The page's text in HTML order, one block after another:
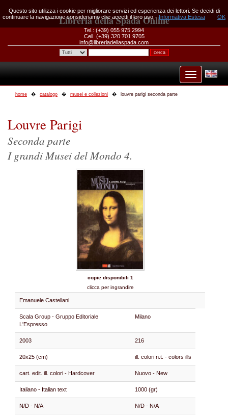
Libreria della Spada Online
Tel.: (+39) 055 975 2994
Cell. (+39) 320 701 9705
info@libreriadellaspada.com
home catalogo musei e collezioni louvre parigi seconda parte
Louvre Parigi
Seconda parte
I grandi Musei del Mondo 4.
copie disponibili 1
clicca per ingrandire
Emanuele Castellani
Scala Group - Gruppo Editoriale
L'Espresso
Milano
2003 216
20x25 (cm) ill. colori n.t. - colors ills
cart. edit. ill. colori - Hardcover Nuovo - New
Italiano - Italian text 1000 (gr)
N/D - N/A N/D - N/A
Questo sito utilizza i cookie per migliorare servizi ed esperienza dei lettori. Se decidi di
continuare la navigazione consideriamo che accetti il loro uso.
Informativa Estesa OK